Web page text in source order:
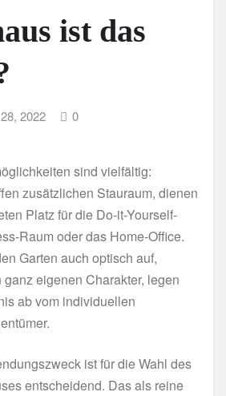
ist das
2022 0
sind vielfältig:
zusätzlichen Stauraum, dienen
Platz für die Do-it-Yourself-
Raum oder das Home-Office.
Garten auch optisch auf,
eigenen Charakter, legen
ab vom individuellen
ist für die Wahl des
entscheidend. Das als reine